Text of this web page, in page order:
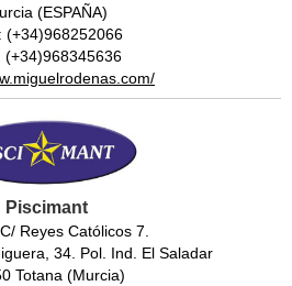
(ESPAÑA)
(+34)968252066
(+34)968345636
Piscimant
Reyes Católicos 7.
34. Pol. Ind. El Saladar
Totana (Murcia)